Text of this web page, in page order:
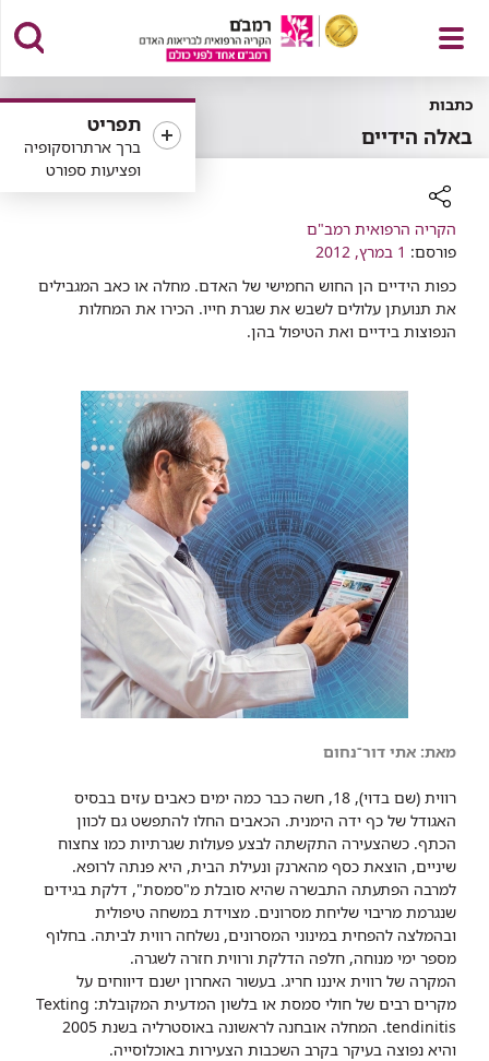
פתח
תפריט
תפריט
ברך ארתרוסקופיה
ופציעות ספורט
כתבות
באלה הידיים
רכיב
שיתוף
הקריה הרפואית רמב"ם
פורסם: 1 במרץ, 2012
כפות הידיים הן החוש החמישי של האדם. מחלה או כאב המגבילים
את תנועתן עלולים לשבש את שגרת חייו. הכירו את המחלות
הנפוצות בידיים ואת הטיפול בהן.
מאת: אתי דור־נחום
רווית (שם בדוי), 18, חשה כבר כמה ימים כאבים עזים בבסיס
האגודל של כף ידה הימנית. הכאבים החלו להתפשט גם לכוון
הכתף. כשהצעירה התקשתה לבצע פעולות שגרתיות כמו צחצוח
שיניים, הוצאת כסף מהארנק ונעילת הבית, היא פנתה לרופא.
למרבה הפתעתה התבשרה שהיא סובלת מ"סמסת", דלקת בגידים
שנגרמת מריבוי שליחת מסרונים. מצוידת במשחה טיפולית
ובהמלצה להפחית במינוני המסרונים, נשלחה רווית לביתה. בחלוף
מספר ימי מנוחה, חלפה הדלקת ורווית חזרה לשגרה.
המקרה של רווית איננו חריג. בעשור האחרון ישנם דיווחים על
מקרים רבים של חולי סמסת או בלשון המדעית המקובלת: Texting
tendinitis. המחלה אובחנה לראשונה באוסטרליה בשנת 2005
והיא נפוצה בעיקר בקרב השכבות הצעירות באוכלוסייה.